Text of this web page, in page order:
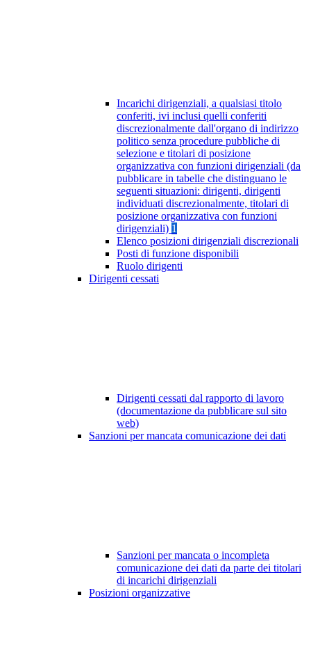
Incarichi dirigenziali, a qualsiasi titolo
conferiti, ivi inclusi quelli conferiti
discrezionalmente dall'organo di indirizzo
politico senza procedure pubbliche di
selezione e titolari di posizione
organizzativa con funzioni dirigenziali (da
pubblicare in tabelle che distinguano le
seguenti situazioni: dirigenti, dirigenti
individuati discrezionalmente, titolari di
posizione organizzativa con funzioni
dirigenziali) 1
Elenco posizioni dirigenziali discrezionali
Posti di funzione disponibili
Ruolo dirigenti
Dirigenti cessati
Dirigenti cessati dal rapporto di lavoro
(documentazione da pubblicare sul sito
web)
Sanzioni per mancata comunicazione dei dati
Sanzioni per mancata o incompleta
comunicazione dei dati da parte dei titolari
di incarichi dirigenziali
Posizioni organizzative